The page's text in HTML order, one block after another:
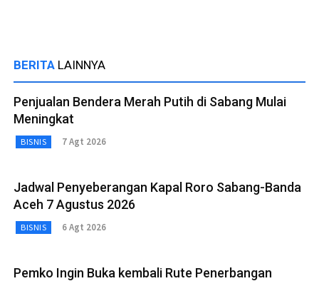
BERITA LAINNYA
Penjualan Bendera Merah Putih di Sabang Mulai
Meningkat
BISNIS 7 Agt 2026
Jadwal Penyeberangan Kapal Roro Sabang-Banda
Aceh 7 Agustus 2026
BISNIS 6 Agt 2026
Pemko Ingin Buka kembali Rute Penerbangan